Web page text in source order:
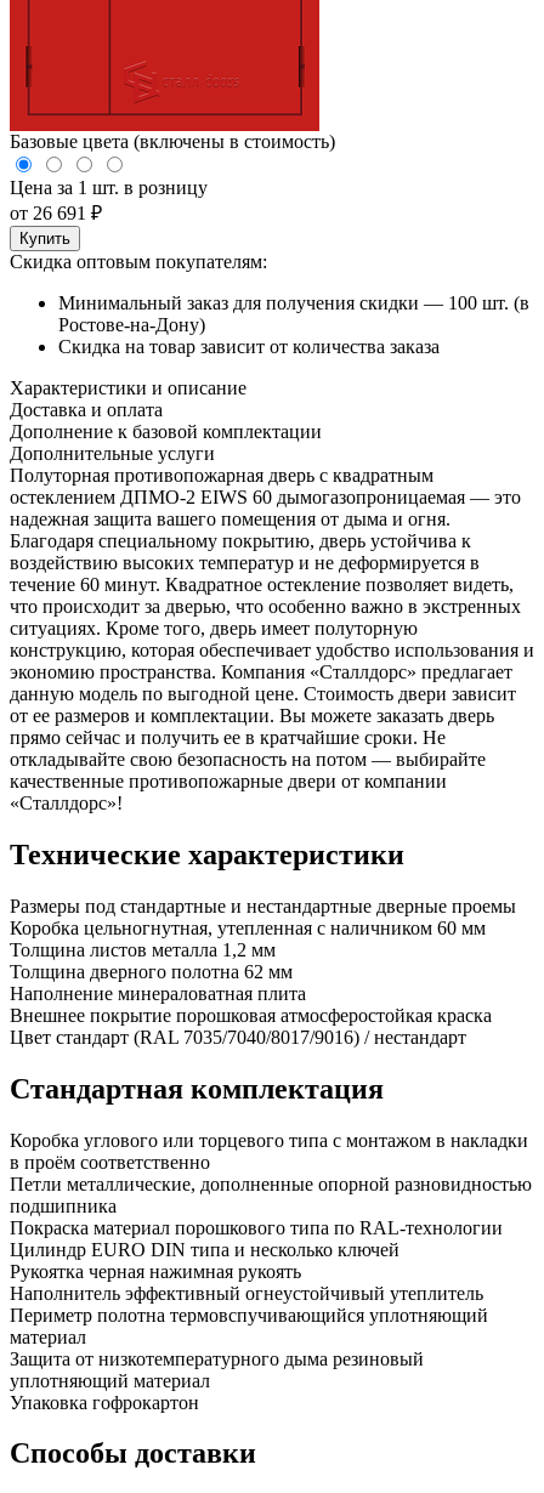
Базовые цвета (включены в стоимость)
Цена за 1 шт. в розницу
от 26 691 ₽
Купить
Скидка оптовым покупателям:
Минимальный заказ для получения скидки — 100 шт. (в
Ростове-на-Дону)
Скидка на товар зависит от количества заказа
Характеристики и описание
Доставка и оплата
Дополнение к базовой комплектации
Дополнительные услуги
Полуторная противопожарная дверь с квадратным
остеклением ДПМО-2 EIWS 60 дымогазопроницаемая — это
надежная защита вашего помещения от дыма и огня.
Благодаря специальному покрытию, дверь устойчива к
воздействию высоких температур и не деформируется в
течение 60 минут. Квадратное остекление позволяет видеть,
что происходит за дверью, что особенно важно в экстренных
ситуациях. Кроме того, дверь имеет полуторную
конструкцию, которая обеспечивает удобство использования и
экономию пространства. Компания «Сталлдорс» предлагает
данную модель по выгодной цене. Стоимость двери зависит
от ее размеров и комплектации. Вы можете заказать дверь
прямо сейчас и получить ее в кратчайшие сроки. Не
откладывайте свою безопасность на потом — выбирайте
качественные противопожарные двери от компании
«Сталлдорс»!
Технические характеристики
Размеры под стандартные и нестандартные дверные проемы
Коробка цельногнутная, утепленная с наличником 60 мм
Толщина листов металла 1,2 мм
Толщина дверного полотна 62 мм
Наполнение минераловатная плита
Внешнее покрытие порошковая атмосферостойкая краска
Цвет стандарт (RAL 7035/7040/8017/9016) / нестандарт
Стандартная комплектация
Коробка углового или торцевого типа с монтажом в накладки
в проём соответственно
Петли металлические, дополненные опорной разновидностью
подшипника
Покраска материал порошкового типа по RAL-технологии
Цилиндр EURO DIN типа и несколько ключей
Рукоятка черная нажимная рукоять
Наполнитель эффективный огнеустойчивый утеплитель
Периметр полотна термовспучивающийся уплотняющий
материал
Защита от низкотемпературного дыма резиновый
уплотняющий материал
Упаковка гофрокартон
Способы доставки